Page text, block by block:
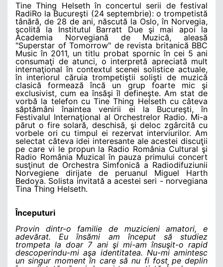
Tine Thing Helseth în concertul serii de festival
RadiRo la Bucureşti (24 septembrie): o trompetistă
tânără, de 28 de ani, născută la Oslo, în Norvegia,
şcolită la Institutul Barratt Due şi mai apoi la
Academia Norvegiană de Muzică, aleasă
"Superstar of Tomorrow" de revista britanică BBC
Music în 2011, un titlu probat spornic în cei 5 ani
consumaţi de atunci, o interpretă apreciată mult
internaţional în contextul scenei solistice actuale,
în interiorul căruia trompetiştii solişti de muzică
clasică formează încă un grup foarte mic şi
exclusivist, cum ea însăşi îl defineşte. Am stat de
vorbă la telefon cu Tine Thing Helseth cu câteva
săptămâni înaintea venirii ei la Bucureşti, în
Festivalul Internaţional al Orchestrelor Radio. Mi-a
părut o fire solară, deschisă, şi deloc zgârcită cu
vorbele ori cu timpul ei rezervat interviurilor. Am
selectat câteva idei interesante ale acestei discuţii
pe care vi le propun la Radio România Cultural şi
Radio România Muzical în pauza primului concert
susţinut de Orchestra Simfonică a Radiodifuziunii
Norvegiene dirijate de peruanul Miguel Harth
Bedoya. Solista invitată a acestei seri - norvegiana
Tina Thing Helseth.
Începuturi
Provin dintr-o familie de muzicieni amatori, e
adevărat.
Eu însămi am început să studiez
trompeta la doar 7 ani şi mi-am însuşit-o rapid
descoperindu-mi aşa identitatea. Nu-mi amintesc
un singur moment în care să nu fi fost pe deplin